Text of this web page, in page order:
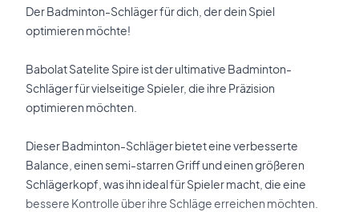
Der Badminton-Schläger für dich, der dein Spiel
optimieren möchte!
Babolat Satelite Spire ist der ultimative Badminton-
Schläger für vielseitige Spieler, die ihre Präzision
optimieren möchten.
Dieser Badminton-Schläger bietet eine verbesserte
Balance, einen semi-starren Griff und einen größeren
Schlägerkopf, was ihn ideal für Spieler macht, die eine
bessere Kontrolle über ihre Schläge erreichen möchten.